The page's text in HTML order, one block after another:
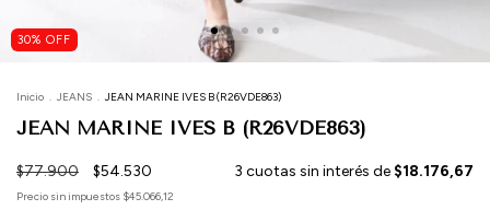
30% OFF
Inicio . JEANS . JEAN MARINE IVES B (R26VDE863)
JEAN MARINE IVES B (R26VDE863)
$77.900 $54.530 3 cuotas sin interés de $18.176,67
Precio sin impuestos $45.066,12